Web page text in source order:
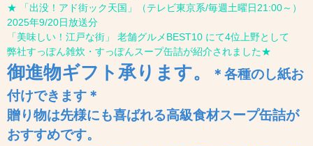
★ 「出没！アド街ック天国」（テレビ東京系/毎週土曜日21:00～）
2025年9/20日放送分
「美味しい！江戸な街」 老舗グルメBEST10 にて4位上野として
弊社すっぽん雑炊・すっぽんスープ缶詰が紹介されました★
御進物ギフト 承ります。
＊各種のし紙お
付けできます＊
贈り物は先様にも喜ばれる高級食材スープ缶詰が
おすすめです。